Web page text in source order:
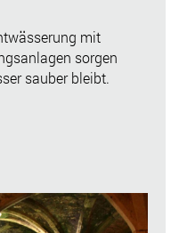
mit
sorgen
sauber bleibt.